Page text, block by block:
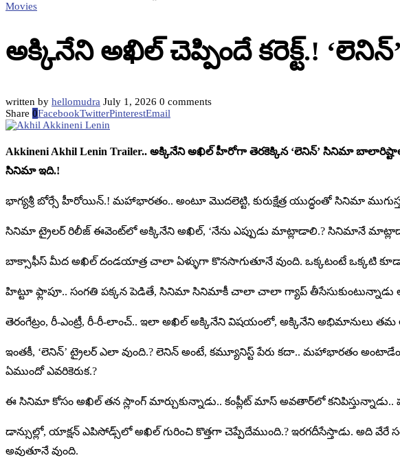
Movies
అక్కినేని అఖిల్ చెప్పిందే కరెక్ట్.!
written by hellomudra July 1, 2026 0 comments
Share 0FacebookTwitterPinterestEmail
Akkineni Akhil Lenin Trailer.. అక్కినేని అఖిల్ హీరోగా తెరకెక్కిన ‘లెనిన్’ సినిమా
సినిమా ఇది.!
భాగ్యశ్రీ బోర్సే హీరోయిన్.! మహాభారతం.. అంటూ మొదలెట్టి, కురుక్షేత్ర యుద్ధంతో సినిమా
సినిమా ట్రైలర్ రిలీజ్ ఈవెంట్‌లో అక్కినేని అఖిల్, ‘నేను ఎప్పుడు మాట్లాడాలి.? సినిమానే
బాక్సాఫీస్ మీద అఖిల్ దండయాత్ర చాలా ఏళ్ళుగా కొనసాగుతూనే వుంది. ఒక్కటంటే ఒక్కటి
హిట్టూ ఫ్లాపూ.. సంగతి పక్కన పెడితే, సినిమా సినిమాకీ చాలా చాలా గ్యాప్ తీసేసుకుంటున్నాడు
తెరంగేట్రం, రీ-ఎంట్రీ, రీ-రీ-లాంచ్.. ఇలా అఖిల్ అక్కినేని విషయంలో, అక్కినేని అభిమానులు తమ
ఇంతకీ, ‘లెనిన్’ ట్రైలర్ ఎలా వుంది.? లెనిన్ అంటే, కమ్యూనిస్ట్ పేరు కదా.. మహాభారతం
ఏముందో ఎవరికెరుక.?
ఈ సినిమా కోసం అఖిల్ తన స్లాంగ్ మార్చుకున్నాడు.. కంప్లీట్ మాస్ అవతార్‌లో కనిపిస్తున్నాడు..
డాన్సుల్లో, యాక్షన్ ఎపిసోడ్స్‌లో అఖిల్ గురించి కొత్తగా చెప్పేదేముంది.? ఇరగదీసేస్తాడు. అది
అవుతూనే వుంది.